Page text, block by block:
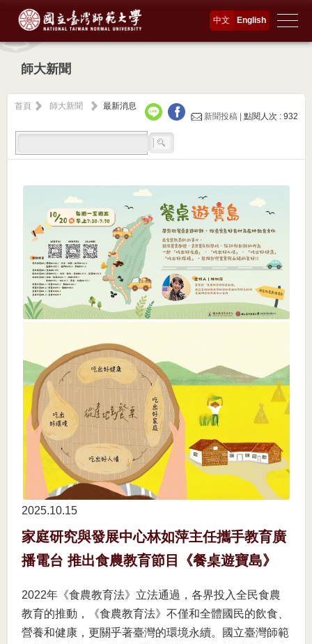
English
中文
師大新聞
首頁 師大新聞
最新消息
新聞投稿 |點閱人次 : 932
2025.10 15
家庭研究與發展中心林如萍主任攜手教育廣
播電台 推出食農教育節目《餐桌遊寶島》
2022年《食農教育法》立法通過，各界投入全民食農
教育的推動，《食農教育法》不僅和全體國民的飲食、
營養和健康，更關乎著臺灣的環境永續。國立臺灣師範